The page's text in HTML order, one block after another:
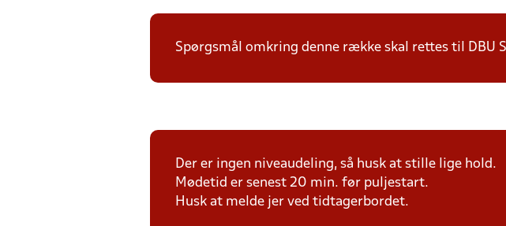
Spørgsmål omkring denne række skal rettes til DBU
Der er ingen niveaudeling, så husk at stille lige hold.
Mødetid er senest 20 min. før puljestart.
Husk at melde jer ved tidtagerbordet.